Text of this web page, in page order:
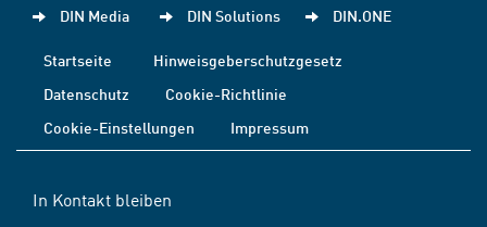
DIN Media DIN Solutions DIN.ONE
Startseite
Hinweisgeberschutzgesetz
Datenschutz
Cookie-Richtlinie
Cookie-Einstellungen
Impressum
In Kontakt bleiben